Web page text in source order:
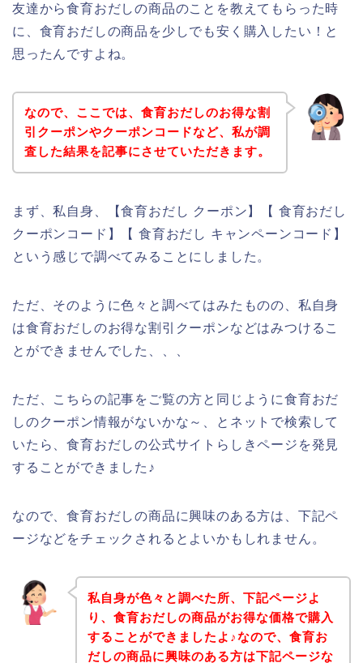
友達から食育おだしの商品のことを教えてもらった時
に、食育おだしの商品を少しでも安く購入したい！と
思ったんですよね。
なので、ここでは、食育おだしのお得な割
引クーポンやクーポンコードなど、私が調
査した結果を記事にさせていただきます。
まず、私自身、【食育おだし クーポン】【 食育おだし
クーポンコード】【 食育おだし キャンペーンコード】
という感じで調べてみることにしました。
ただ、そのように色々と調べてはみたものの、私自身
は食育おだしのお得な割引クーポンなどはみつけるこ
とができませんでした、、、
ただ、こちらの記事をご覧の方と同じように食育おだ
しのクーポン情報がないかな～、とネットで検索して
いたら、食育おだしの公式サイトらしきページを発見
することができました♪
なので、食育おだしの商品に興味のある方は、下記ペ
ージなどをチェックされるとよいかもしれません。
私自身が色々と調べた所、下記ページよ
り、食育おだしの商品がお得な価格で購入
することができましたよ♪なので、食育お
だしの商品に興味のある方は下記ページな